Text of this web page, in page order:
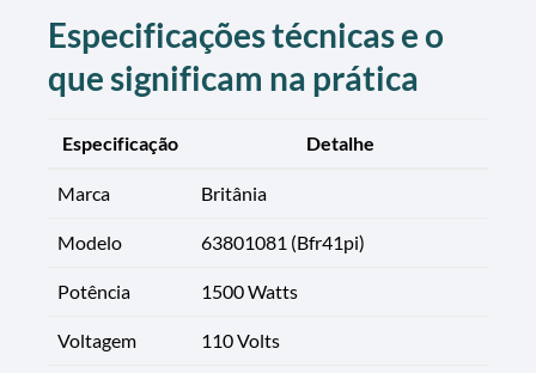
Especificações técnicas e o
que significam na prática
Especificação Detalhe
Marca Britânia
Modelo 63801081 (Bfr41pi)
Potência 1500 Watts
Voltagem 110 Volts